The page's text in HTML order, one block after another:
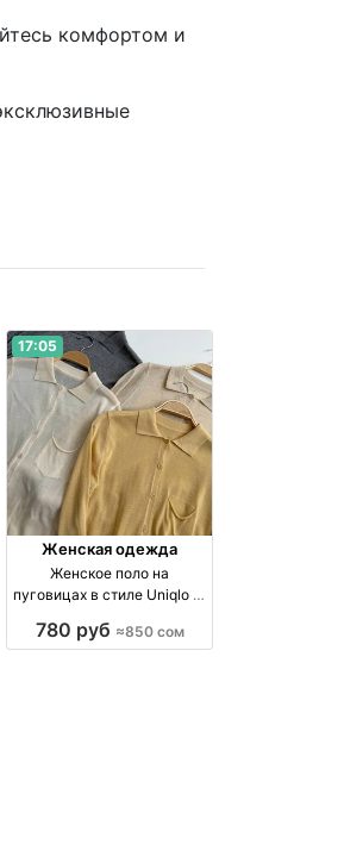
комфортом и
17:05
Женская одежда
Женское поло на
пуговицах в стиле Uniqlo —
производство Киргизия
780 руб ≈850 сом